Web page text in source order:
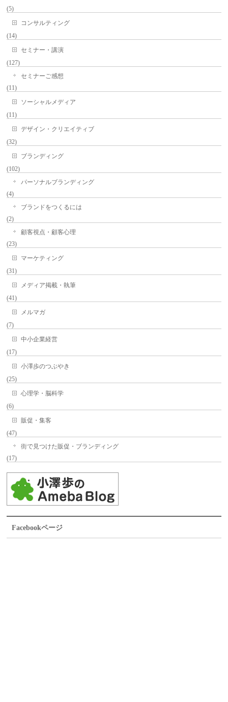
(5)
コンサルティング
(14)
セミナー・講演
(127)
セミナーご感想
(11)
ソーシャルメディア
(11)
デザイン・クリエイティブ
(32)
ブランディング
(102)
パーソナルブランディング
(4)
ブランドをつくるには
(2)
顧客視点・顧客心理
(23)
マーケティング
(31)
メディア掲載・執筆
(41)
メルマガ
(7)
中小企業経営
(17)
小澤歩のつぶやき
(25)
心理学・脳科学
(6)
販促・集客
(47)
街で見つけた販促・ブランディング
(17)
Facebookページ